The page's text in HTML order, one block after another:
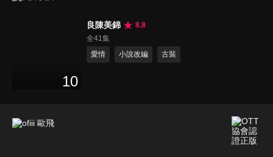
10
良陳美錦
8.8
全41集
愛情
小說改編 古裝